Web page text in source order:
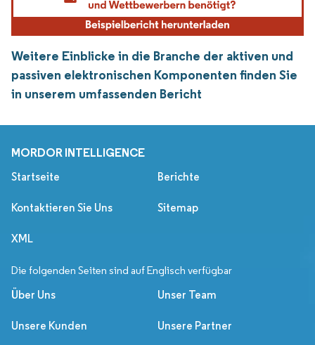
Weitere Einblicke in die Branche der aktiven und
passiven elektronischen Komponenten finden Sie
in unserem umfassenden Bericht
MORDOR INTELLIGENCE
Startseite Berichte
Kontaktieren Sie Uns Sitemap
XML
Die folgenden Seiten sind auf Englisch verfügbar
Über Uns Unser Team
Unsere Kunden Unsere Partner